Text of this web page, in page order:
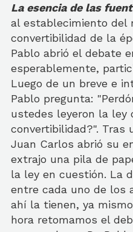
La esencia de las
al establecimiento del
convertibilidad de la
Pablo abrió el debate
esperablemente,
Luego de un breve e
Pablo pregunta:
ustedes leyeron la ley
convertibilidad?". Tras
Juan Carlos abrió su
extrajo una pila de
la ley en cuestión. La
entre cada uno de los
ahí la tienen, ya
hora retomamos el